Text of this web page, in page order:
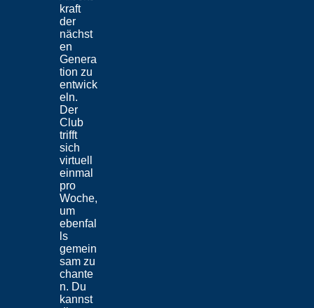
kraft
der
nächst
en
Genera
tion zu
entwick
eln.
Der
Club
trifft
sich
virtuell
einmal
pro
Woche,
um
ebenfal
ls
gemein
sam zu
chante
n. Du
kannst